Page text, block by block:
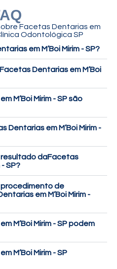
Facetas Dentarias em
Odontológica SP
em M’Boi Mirim - SP?
Dentarias em M’Boi
M’Boi Mirim - SP são
Dentarias em M’Boi Mirim -
daFacetas
- SP?
de
em M’Boi Mirim -
M’Boi Mirim - SP podem
M’Boi Mirim - SP